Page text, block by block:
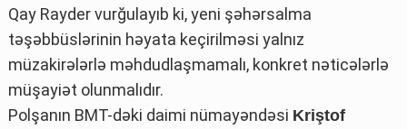
Qay Rayder vurğulayıb ki, yeni şəhərsalma
təşəbbüslərinin həyata keçirilməsi yalnız
müzakirələrlə məhdudlaşmamalı, konkret nəticələrlə
müşayiət olunmalıdır.
Polşanın BMT-dəki daimi nümayəndəsi Kriştof